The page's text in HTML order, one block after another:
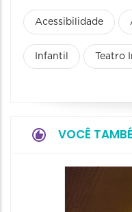
Acessibilidade
Infantil Teatro
VOCÊ